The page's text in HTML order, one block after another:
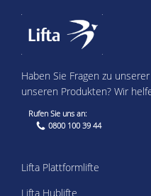
Haben Sie Fragen zu
unseren Produkten? Wir
Rufen Sie uns an:
0800 100 39 44
Lifta Plattformlifte
Lifta Hublifte